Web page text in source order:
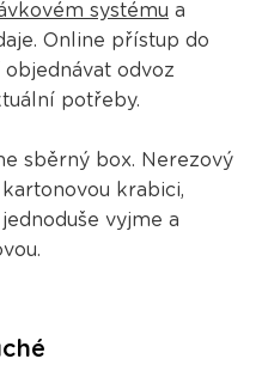
systému a
Online přístup do
odvoz
potřeby.
sběrný box. Nerezový
krabici,
vyjme a